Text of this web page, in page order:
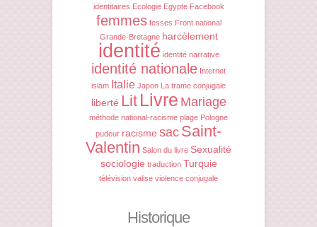
identitaires Ecologie Egypte Facebook
femmes fesses Front national
Grande-Bretagne harcèlement
identité identité narrative
identité nationale Internet
islam Italie Japon La trame conjugale
liberté Lit Livre Mariage
méthode national-racisme plage Pologne
pudeur racisme sac Saint-
Valentin Salon du livre Sexualité
sociologie traduction Turquie
télévision valise violence conjugale
Historique